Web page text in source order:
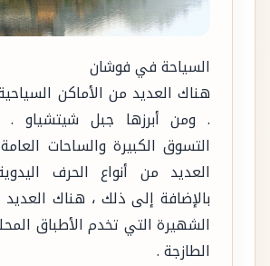
السياحة في فوشان
هناك العديد من الأماكن
. ومن أبرزها جبل شيتشياو .
التسوق الكبيرة والساحات
العديد من أنواع الحرف
بالإضافة إلى ذلك ، هناك
الشهيرة التي تخدم الأطباق
الطازجة .